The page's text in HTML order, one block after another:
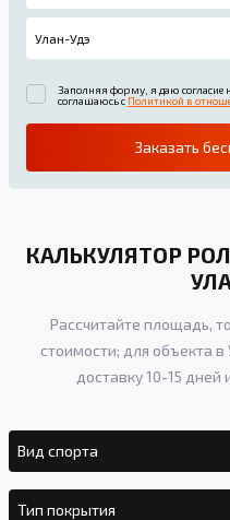
Заполняя форму, я даю согласие
соглашаюсь с Политикой в
Заказать
КАЛЬКУЛЯТОР
Рассчитайте площадь,
стоимости; для объекта
доставку 10-15
Вид спорта
Тип покрытия